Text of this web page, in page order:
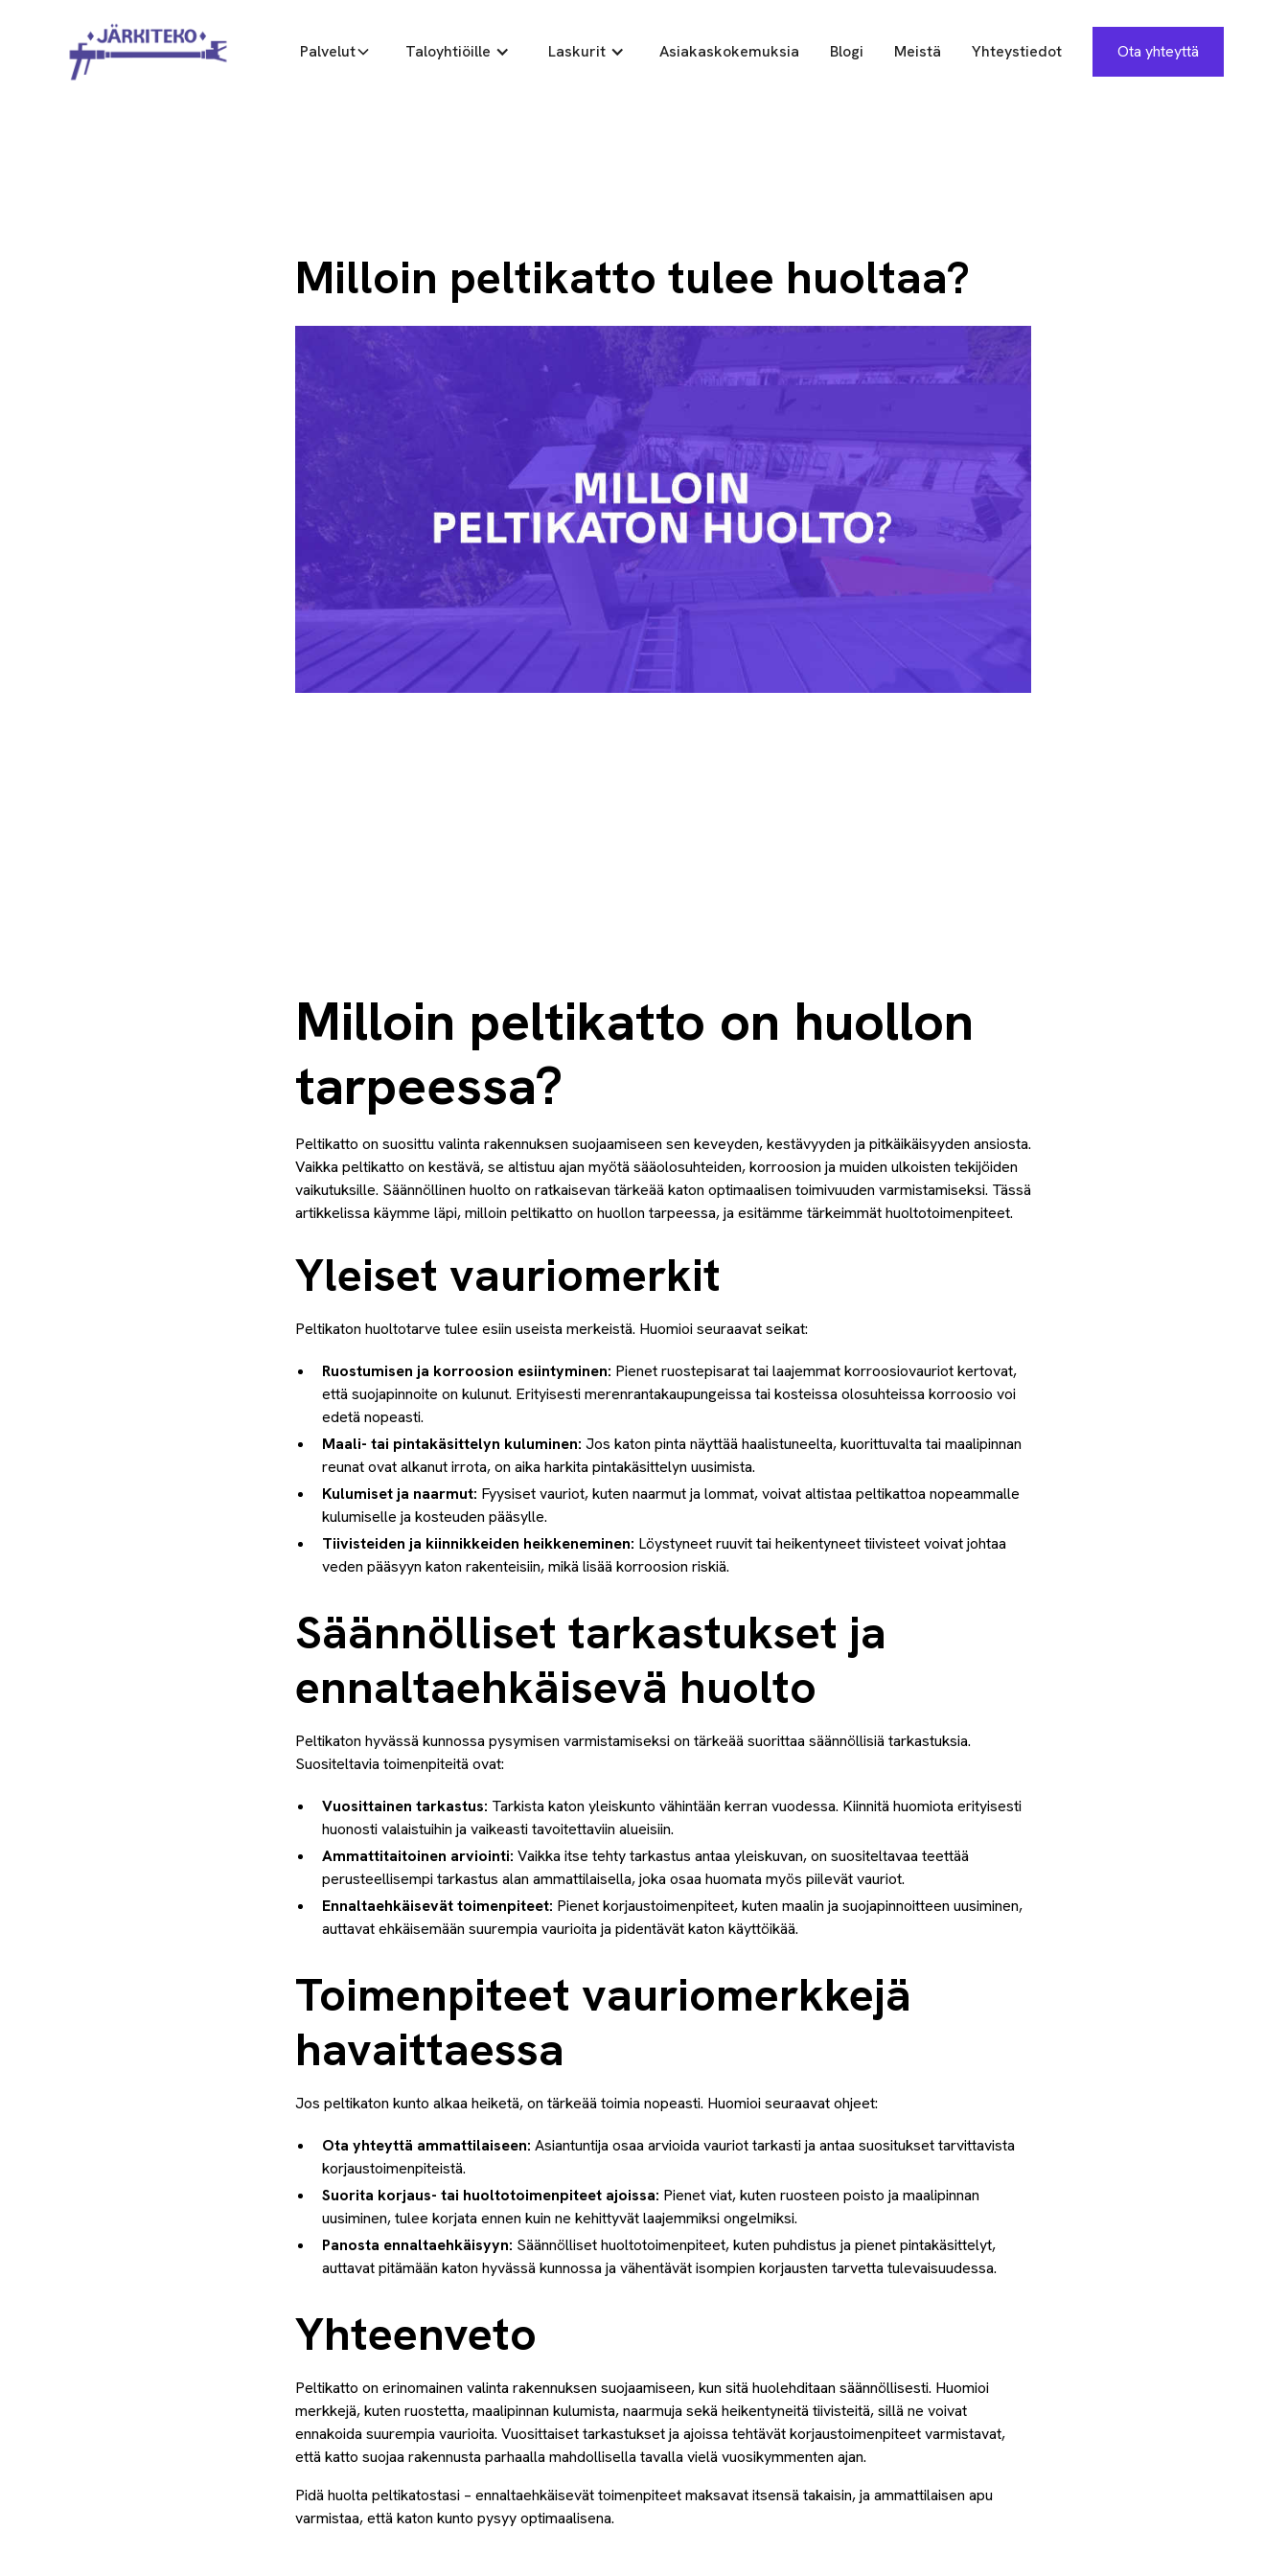
Palvelut Taloyhtiöille Laskurit Asiakaskokemuksia Blogi Meistä Yhteystiedot Ota yhteyttä
Milloin peltikatto tulee huoltaa?
Milloin peltikatto on huollon
tarpeessa?
Peltikatto on suosittu valinta rakennuksen suojaamiseen sen keveyden, kestävyyden ja pitkäikäisyyden ansiosta.
Vaikka peltikatto on kestävä, se altistuu ajan myötä sääolosuhteiden, korroosion ja muiden ulkoisten tekijöiden
vaikutuksille. Säännöllinen huolto on ratkaisevan tärkeää katon optimaalisen toimivuuden varmistamiseksi. Tässä
artikkelissa käymme läpi, milloin peltikatto on huollon tarpeessa, ja esitämme tärkeimmät huoltotoimenpiteet.
Yleiset vauriomerkit
Peltikaton huoltotarve tulee esiin useista merkeistä. Huomioi seuraavat seikat:
Ruostumisen ja korroosion esiintyminen: Pienet ruostepisarat tai laajemmat korroosiovauriot kertovat,
että suojapinnoite on kulunut. Erityisesti merenrantakaupungeissa tai kosteissa olosuhteissa korroosio voi
edetä nopeasti.
Maali- tai pintakäsittelyn kuluminen: Jos katon pinta näyttää haalistuneelta, kuorittuvalta tai maalipinnan
reunat ovat alkanut irrota, on aika harkita pintakäsittelyn uusimista.
Kulumiset ja naarmut: Fyysiset vauriot, kuten naarmut ja lommat, voivat altistaa peltikattoa nopeammalle
kulumiselle ja kosteuden pääsylle.
Tiivisteiden ja kiinnikkeiden heikkeneminen: Löystyneet ruuvit tai heikentyneet tiivisteet voivat johtaa
veden pääsyyn katon rakenteisiin, mikä lisää korroosion riskiä.
Säännölliset tarkastukset ja
ennaltaehkäisevä huolto
Peltikaton hyvässä kunnossa pysymisen varmistamiseksi on tärkeää suorittaa säännöllisiä tarkastuksia.
Suositeltavia toimenpiteitä ovat:
Vuosittainen tarkastus: Tarkista katon yleiskunto vähintään kerran vuodessa. Kiinnitä huomiota erityisesti
huonosti valaistuihin ja vaikeasti tavoitettaviin alueisiin.
Ammattitaitoinen arviointi: Vaikka itse tehty tarkastus antaa yleiskuvan, on suositeltavaa teettää
perusteellisempi tarkastus alan ammattilaisella, joka osaa huomata myös piilevät vauriot.
Ennaltaehkäisevät toimenpiteet: Pienet korjaustoimenpiteet, kuten maalin ja suojapinnoitteen uusiminen,
auttavat ehkäisemään suurempia vaurioita ja pidentävät katon käyttöikää.
Toimenpiteet vauriomerkkejä
havaittaessa
Jos peltikaton kunto alkaa heiketä, on tärkeää toimia nopeasti. Huomioi seuraavat ohjeet:
Ota yhteyttä ammattilaiseen: Asiantuntija osaa arvioida vauriot tarkasti ja antaa suositukset tarvittavista
korjaustoimenpiteistä.
Suorita korjaus- tai huoltotoimenpiteet ajoissa: Pienet viat, kuten ruosteen poisto ja maalipinnan
uusiminen, tulee korjata ennen kuin ne kehittyvät laajemmiksi ongelmiksi.
Panosta ennaltaehkäisyyn: Säännölliset huoltotoimenpiteet, kuten puhdistus ja pienet pintakäsittelyt,
auttavat pitämään katon hyvässä kunnossa ja vähentävät isompien korjausten tarvetta tulevaisuudessa.
Yhteenveto
Peltikatto on erinomainen valinta rakennuksen suojaamiseen, kun sitä huolehditaan säännöllisesti. Huomioi
merkkejä, kuten ruostetta, maalipinnan kulumista, naarmuja sekä heikentyneitä tiivisteitä, sillä ne voivat
ennakoida suurempia vaurioita. Vuosittaiset tarkastukset ja ajoissa tehtävät korjaustoimenpiteet varmistavat,
että katto suojaa rakennusta parhaalla mahdollisella tavalla vielä vuosikymmenten ajan.
Pidä huolta peltikatostasi – ennaltaehkäisevät toimenpiteet maksavat itsensä takaisin, ja ammattilaisen apu
varmistaa, että katon kunto pysyy optimaalisena.